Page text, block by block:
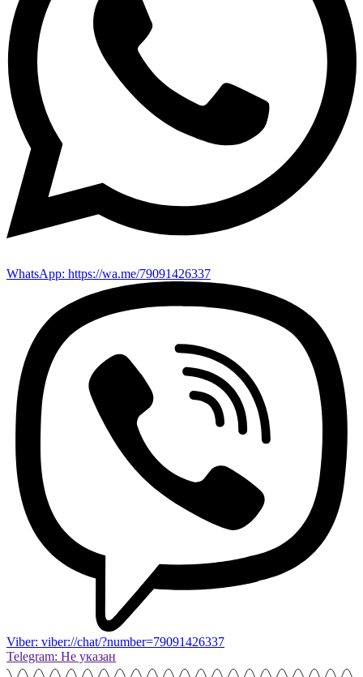
WhatsApp: https://wa.me/79091426337
Viber: viber://chat/?number=79091426337
Telegram: Не указан